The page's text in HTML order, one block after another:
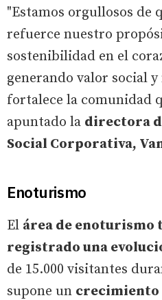
"Estamos orgullosos de
refuerce nuestro
sostenibilidad en el
generando valor social
fortalece la comunidad
apuntado la directora
Social Corporativa,
Enoturismo
El área de enoturismo
registrado una
de 15.000 visitantes
supone un crecimiento